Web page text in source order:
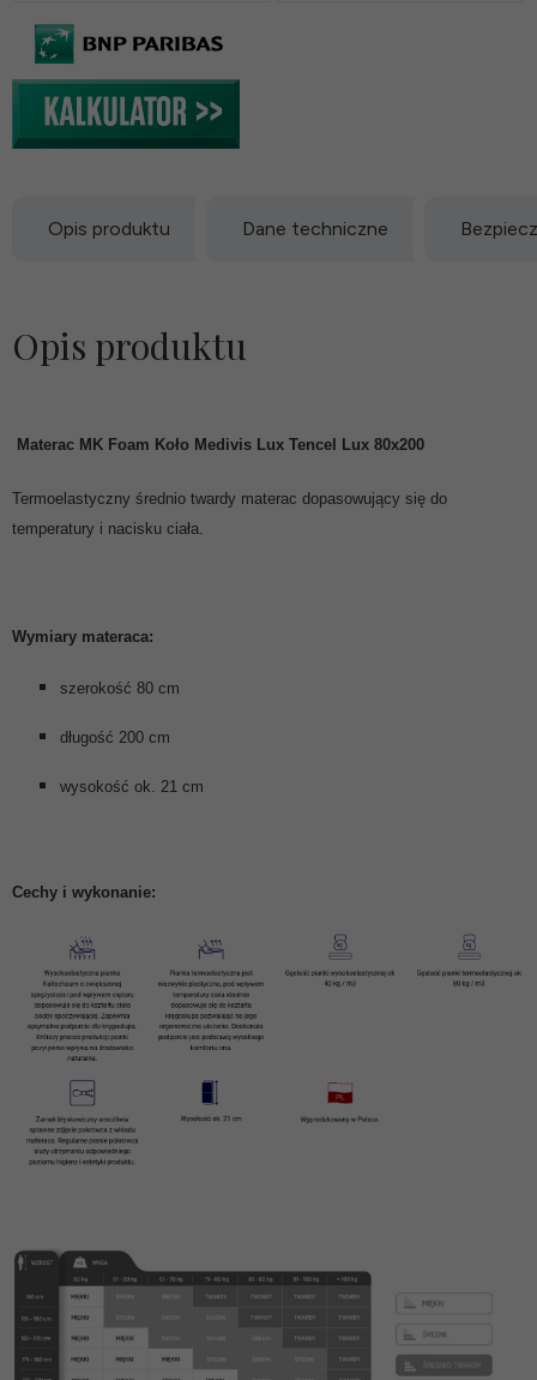
Opis produktu Dane techniczne
Opis produktu
Materac MK Foam Koło Medivis Lux Tencel Lux 80x200
Termoelastyczny średnio twardy materac dopasowujący się do
temperatury i nacisku ciała.
Wymiary materaca:
szerokość 80 cm
długość 200 cm
wysokość ok. 21 cm
Cechy i wykonanie: